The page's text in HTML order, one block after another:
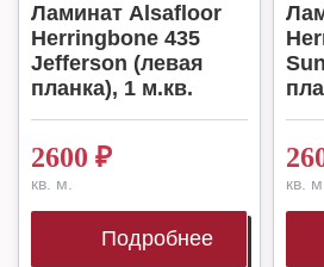
Ламинат Alsafloor
Herringbone 435
Jefferson (левая
планка), 1 м.кв.
2600 ₽
кв. м.
Подробнее
кв. м.